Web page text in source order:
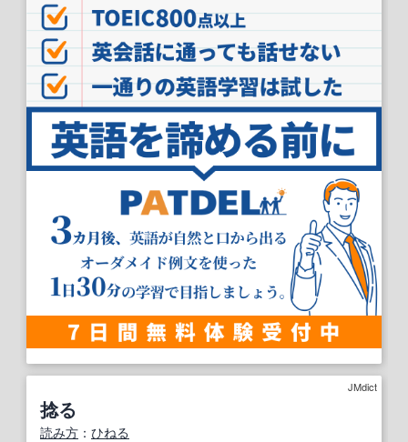
JMdict
捻る
読み方 ： ひねる